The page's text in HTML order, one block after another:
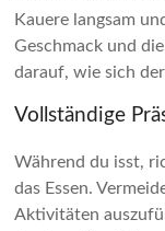
Kauere langsam
Geschmack und
darauf, wie sich
Vollständige
Während du isst,
das Essen.
Aktivitäten